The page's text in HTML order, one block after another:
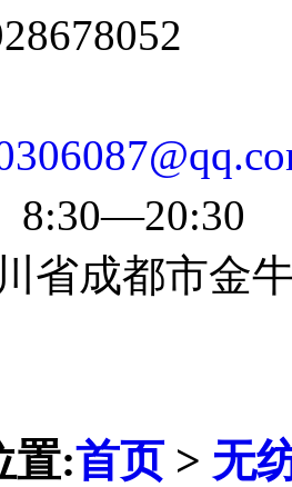
8:30—20:30
成都市金
置:首页> 无